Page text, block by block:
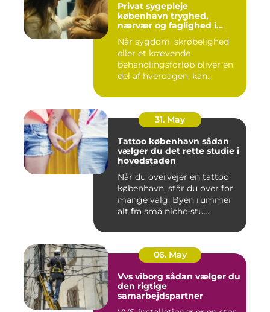
Privat sygepleje
københavn tryghed,
nærvær og faglighed i
Når sygdom, skrøbelighed
eller et krævende
behandlingsforløb bliver en
del af hverdagen, kan
31. May
Tattoo københavn sådan
vælger du det rette studie i
hovedstaden
Når du overvejer en tattoo
københavn, står du over for
mange valg. Byen rummer
alt fra små niche-stu...
06. May
Vvs viborg sådan vælger du
den rigtige
samarbejdspartner